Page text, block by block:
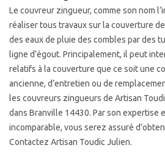
Le couvreur zingueur, comme son nom
réaliser tous travaux sur la couverture
des eaux de pluie des combles par des
ligne d’égout. Principalement, il peut
relatifs à la couverture que ce soit une
ancienne, d’entretien ou de
les couvreurs zingueurs de Artisan
dans Branville 14430. Par son expertise
incomparable, vous serez assuré
Contactez Artisan Toudic Julien.